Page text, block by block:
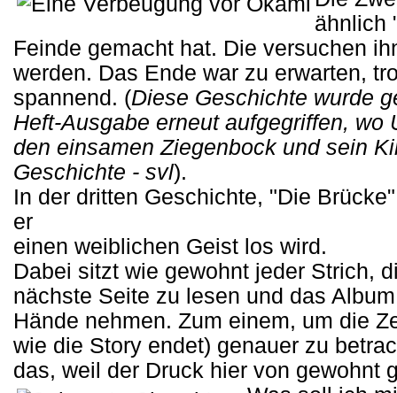
ähnlich
Feinde gemacht hat. Die versuchen
werden. Das Ende war zu erwarten,
spannend. (Diese Geschichte wurde
Heft-Ausgabe erneut aufgegriffen,
den einsamen Ziegenbock und sein
Geschichte - svl).
In der dritten Geschichte, "Die
er
einen weiblichen Geist los wird.
Dabei sitzt wie gewohnt jeder Strich,
nächste Seite zu lesen und das
Hände nehmen. Zum einem, um die
wie die Story endet) genauer zu
das, weil der Druck hier von gewohnt